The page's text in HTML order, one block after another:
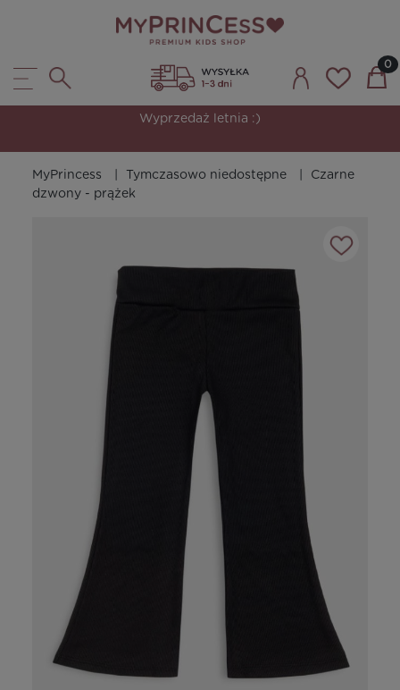
Wyprzedaż letnia :)
MyPrincess Tymczasowo niedostępne
Czarne
dzwony - prążek